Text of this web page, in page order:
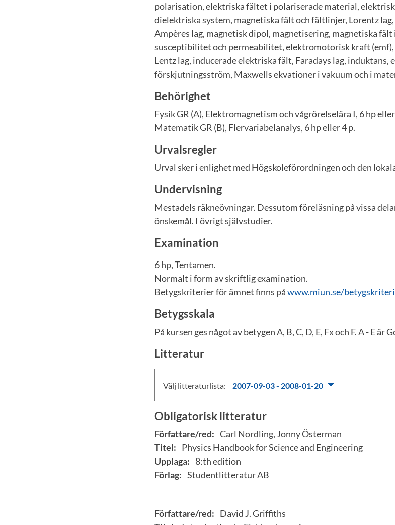
polarisation, elektriska fältet i polariserade material,
dielektriska system, magnetiska fält och fältlinjer, Lorentz
Ampères lag, magnetisk dipol, magnetisering, magnetiska
susceptibilitet och permeabilitet, elektromotorisk kraft
Lentz lag, inducerade elektriska fält, Faradays lag, induktans,
förskjutningsström, Maxwells ekvationer i vakuum och i
Behörighet
Fysik GR (A), Elektromagnetism och vågrörelselära I, 6 hp
Matematik GR (B), Flervariabelanalys, 6 hp eller 4 p.
Urvalsregler
Urval sker i enlighet med Högskoleförordningen och den
Undervisning
Mestadels räkneövningar. Dessutom föreläsning på vissa
önskemål. I övrigt självstudier.
Examination
6 hp, Tentamen.
Normalt i form av skriftlig examination.
Betygskriterier för ämnet finns påwww.miun.se/
Betygsskala
På kursen ges något av betygen A, B, C, D, E, Fx och F. A - E är
Litteratur
Välj litteraturlista: 2007-09-03 - 2008-01-20
Obligatorisk litteratur
Författare/red: Carl Nordling, Jonny Österman
Titel: Physics Handbook for Science and Engineering
Upplaga: 8:th edition
Förlag: Studentlitteratur AB
Författare/red: David J. Griffiths